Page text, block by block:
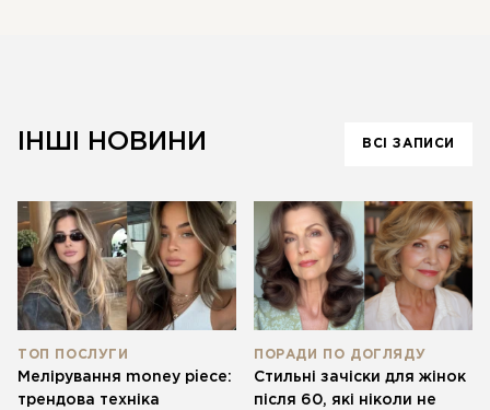
ІНШІ НОВИНИ ВСІ ЗАПИСИ
ТОП ПОСЛУГИ
Мелірування money piece:
трендова техніка
ПОРАДИ ПО ДОГЛЯДУ
Стильні зачіски для жінок
після 60, які ніколи не